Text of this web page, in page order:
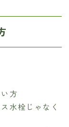
方
水栓じゃなく